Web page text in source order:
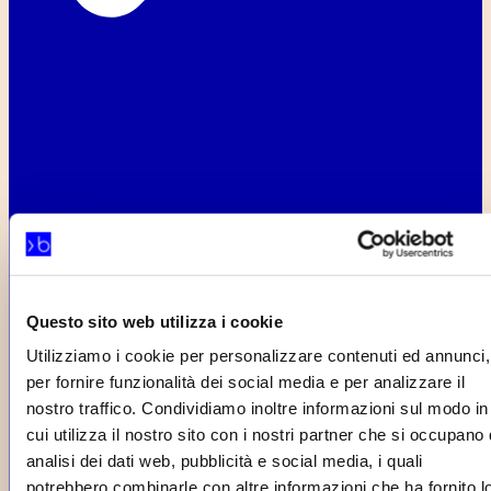
Questo sito web utilizza i cookie
Utilizziamo i cookie per personalizzare contenuti ed annunci,
per fornire funzionalità dei social media e per analizzare il
nostro traffico. Condividiamo inoltre informazioni sul modo in
cui utilizza il nostro sito con i nostri partner che si occupano
analisi dei dati web, pubblicità e social media, i quali
potrebbero combinarle con altre informazioni che ha fornito